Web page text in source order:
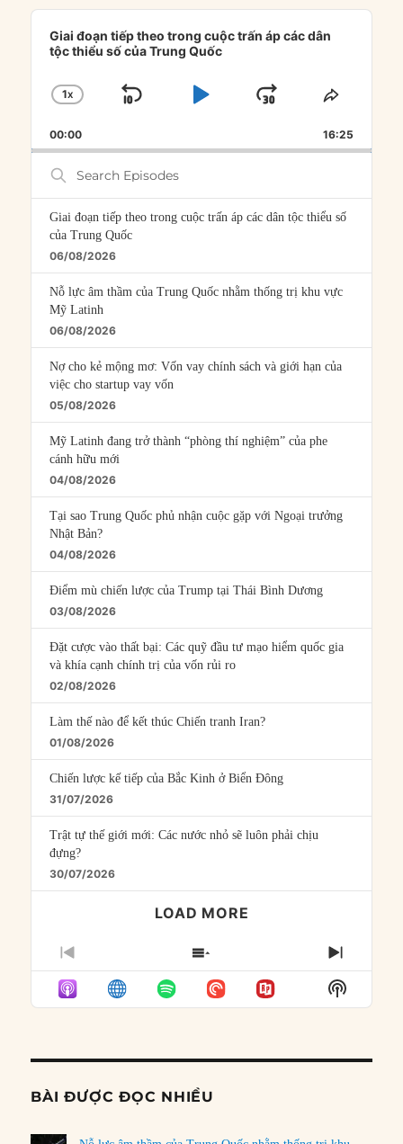
Audio
Player
Giai đoạn tiếp theo trong cuộc trấn áp các dân
tộc thiểu số của Trung Quốc
CHANGE
RATE
1X
SKIP
PLAYJUMP
FORWARD
SHARE
00:00 16:25
Search
Episodes
Giai đoạn tiếp theo trong cuộc trấn áp các dân tộc thiểu số
của Trung Quốc
06/08/2026
Nỗ lực âm thầm của Trung Quốc nhằm thống trị khu vực
Mỹ Latinh
06/08/2026
Nợ cho kẻ mộng mơ: Vốn vay chính sách và giới hạn của
việc cho startup vay vốn
05/08/2026
Mỹ Latinh đang trở thành “phòng thí nghiệm” của phe
cánh hữu mới
04/08/2026
Tại sao Trung Quốc phủ nhận cuộc gặp với Ngoại trưởng
Nhật Bản?
04/08/2026
Điểm mù chiến lược của Trump tại Thái Bình Dương
03/08/2026
Đặt cược vào thất bại: Các quỹ đầu tư mạo hiểm quốc gia
và khía cạnh chính trị của vốn rủi ro
02/08/2026
Làm thế nào để kết thúc Chiến tranh Iran?
01/08/2026
Chiến lược kế tiếp của Bắc Kinh ở Biển Đông
31/07/2026
Trật tự thế giới mới: Các nước nhỏ sẽ luôn phải chịu
đựng?
30/07/2026
LOAD MORE
PREVIOUS
EPISODE
SHOW
EPISODES
LIST
NEXT
Show
Podcast
BÀI ĐƯỢC ĐỌC NHIỀU